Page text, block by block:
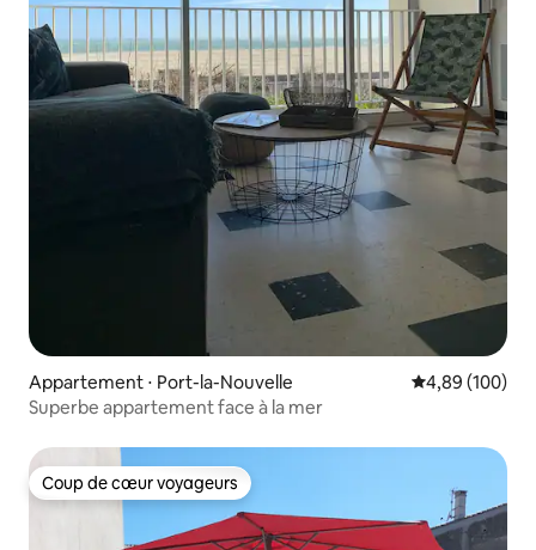
Appartement ⋅ Port-la-Nouvelle Évaluation
4,89 (100)
Superbe appartement face à la mer
Coup de cœur voyageurs
Coup de cœur voyageurs